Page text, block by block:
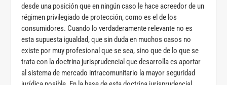
desde una posición que en ningún caso le hace acreedor de un
régimen privilegiado de protección, como es el de los
consumidores. Cuando lo verdaderamente relevante no es
esta supuesta igualdad, que sin duda en muchos casos no
existe por muy profesional que se sea, sino que de lo que se
trata con la doctrina jurisprudencial que desarrolla es aportar
al sistema de mercado intracomunitario la mayor seguridad